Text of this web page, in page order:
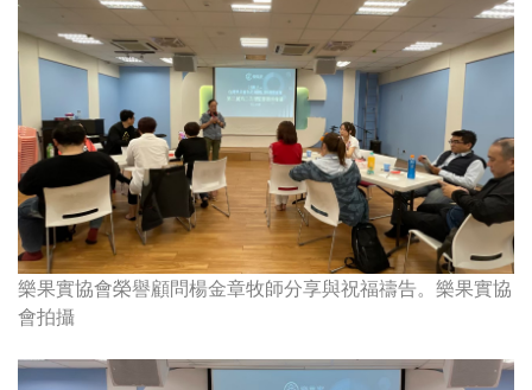
樂果實協會榮譽顧問楊金章牧師分享與祝福禱告。 樂果實協
會拍攝